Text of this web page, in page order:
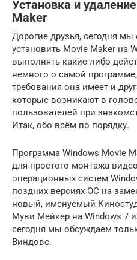
Установка и
Maker
Дорогие друзья, сегодня
установить Movie Maker на
выполнять какие-либо
немного о самой
требования она имеет и
которые возникают в
пользователей при
Итак, обо всём по порядку.
Программа Windows Movie
для простого монтажа
операционных систем
поздних версиях ОС на
новый, именуемый
Муви Мейкер на Windows 7
сегодня мы обсуждаем
Виндовс.